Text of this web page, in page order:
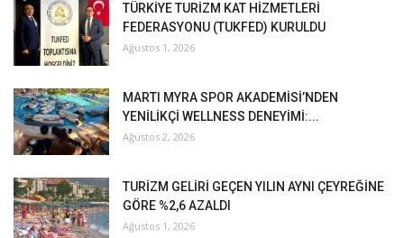
TÜRKİYE TURİZM KAT HİZMETLERİ
FEDERASYONU (TUKFED) KURULDU
Ağustos 1, 2026
MARTI MYRA SPOR AKADEMİSİ’NDEN
YENİLİKÇİ WELLNESS DENEYİMİ:...
Ağustos 2, 2026
TURİZM GELİRİ GEÇEN YILIN AYNI ÇEYREĞİNE
GÖRE %2,6 AZALDI
Ağustos 1, 2026